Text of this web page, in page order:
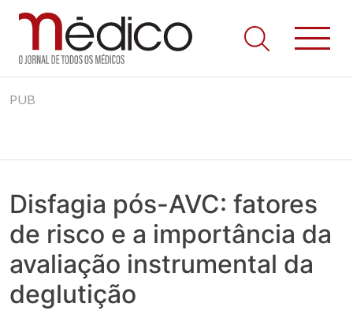
to
Jornal Médico
Médico – O Jornal de Todos os Médicos. Onde as notícias
realmente contam! Tudo o que se passa na Saúde!
PUB
Disfagia pós-AVC: fatores
de risco e a importância da
avaliação instrumental da
deglutição